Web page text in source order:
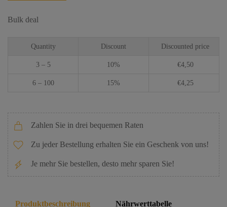
Bulk deal
Quantity Discount Discounted price
3 – 5 10% €4,50
6 – 100 15% €4,25
Zahlen Sie in drei bequemen Raten
Zu jeder Bestellung erhalten Sie ein Geschenk von uns!
Je mehr Sie bestellen, desto mehr sparen Sie!
Produktbeschreibung Nährwerttabelle